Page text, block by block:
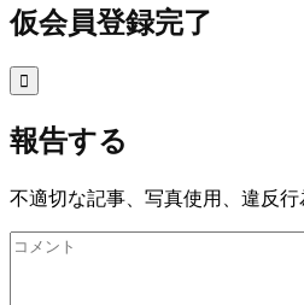
仮会員登録完了

報告する
不適切な記事、写真使用、違反